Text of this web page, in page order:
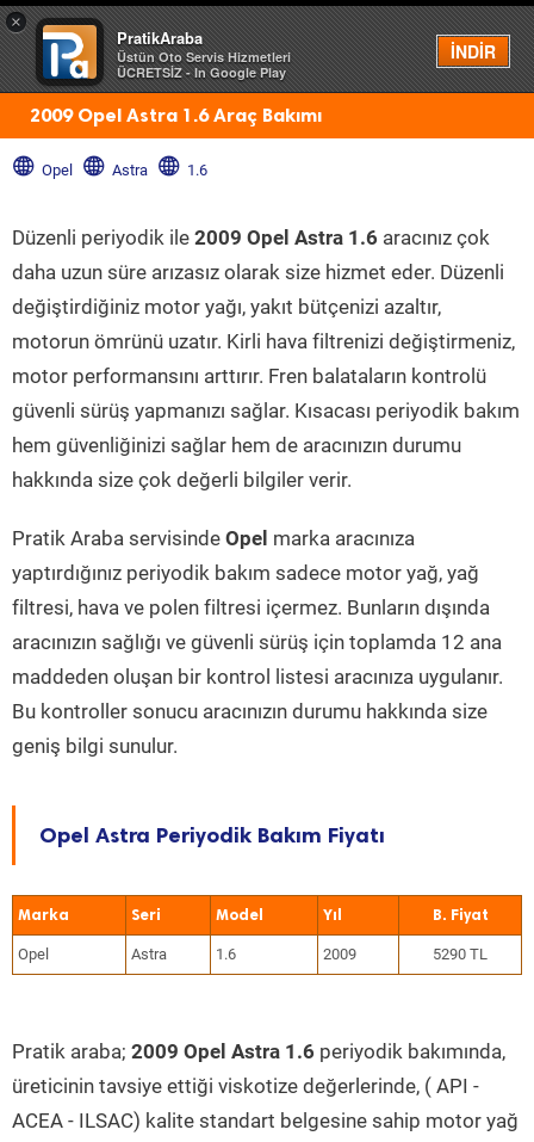
×
PratikAraba
Üstün Oto Servis Hizmetleri
ÜCRETSİZ - In Google Play
İNDİR
Menü
2009 Opel Astra 1.6 Araç Bakımı
Opel Astra 1.6
Düzenli periyodik ile 2009 Opel Astra 1.6 aracınız çok
daha uzun süre arızasız olarak size hizmet eder. Düzenli
değiştirdiğiniz motor yağı, yakıt bütçenizi azaltır,
motorun ömrünü uzatır. Kirli hava filtrenizi değiştirmeniz,
motor performansını arttırır. Fren balataların kontrolü
güvenli sürüş yapmanızı sağlar. Kısacası periyodik bakım
hem güvenliğinizi sağlar hem de aracınızın durumu
hakkında size çok değerli bilgiler verir.
Pratik Araba servisinde Opel marka aracınıza
yaptırdığınız periyodik bakım sadece motor yağ, yağ
filtresi, hava ve polen filtresi içermez. Bunların dışında
aracınızın sağlığı ve güvenli sürüş için toplamda 12 ana
maddeden oluşan bir kontrol listesi aracınıza uygulanır.
Bu kontroller sonucu aracınızın durumu hakkında size
geniş bilgi sunulur.
Opel Astra Periyodik Bakım Fiyatı
Marka Seri Model Yıl
Opel Astra 1.6 2009 5290 TL
Pratik araba; 2009 Opel Astra 1.6 periyodik bakımında,
üreticinin tavsiye ettiği viskotize değerlerinde, ( API -
ACEA - ILSAC) kalite standart belgesine sahip motor yağ